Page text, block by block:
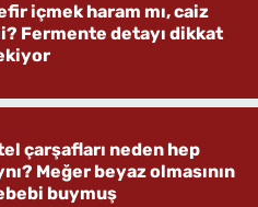
içmek haram mı, caiz
Fermente detayı dikkat
çarşafları neden hep
Meğer beyaz olmasının
buymuş